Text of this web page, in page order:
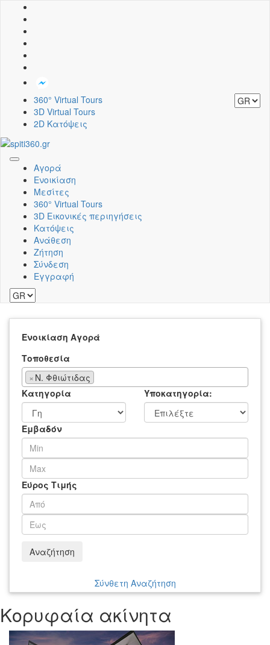
360° Virtual Tours
3D Virtual Tours
2D Κατόψεις
Toggle
navigation
Αγορά
Ενοικίαση
Μεσίτες
360° Virtual Tours
3D Εικονικές περιηγήσεις
Κατόψεις
Ανάθεση
Ζήτηση
Σύνδεση
Εγγραφή
Ενοικίαση Αγορά
Τοποθεσία
× Ν. Φθιώτιδας
Κατηγορία
Υποκατηγορία:
Εμβαδόν
Εύρος Τιμής
Αναζήτηση
Σύνθετη Αναζήτηση
Κορυφαία ακίνητα